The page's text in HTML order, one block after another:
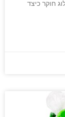
חוקר כיצד